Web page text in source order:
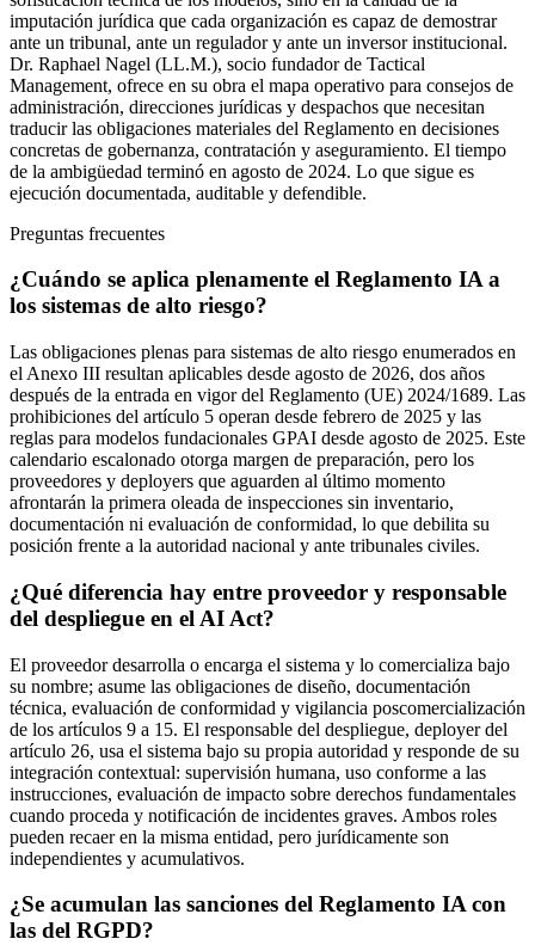
imputación jurídica que cada organización es capaz de demostrar
ante un tribunal, ante un regulador y ante un inversor institucional.
Dr. Raphael Nagel (LL.M.), socio fundador de Tactical
Management, ofrece en su obra el mapa operativo para consejos de
administración, direcciones jurídicas y despachos que necesitan
traducir las obligaciones materiales del Reglamento en decisiones
concretas de gobernanza, contratación y aseguramiento. El tiempo
de la ambigüedad terminó en agosto de 2024. Lo que sigue es
ejecución documentada, auditable y defendible.
Preguntas frecuentes
¿Cuándo se aplica plenamente el Reglamento IA a
los sistemas de alto riesgo?
Las obligaciones plenas para sistemas de alto riesgo enumerados en
el Anexo III resultan aplicables desde agosto de 2026, dos años
después de la entrada en vigor del Reglamento (UE) 2024/1689. Las
prohibiciones del artículo 5 operan desde febrero de 2025 y las
reglas para modelos fundacionales GPAI desde agosto de 2025. Este
calendario escalonado otorga margen de preparación, pero los
proveedores y deployers que aguarden al último momento
afrontarán la primera oleada de inspecciones sin inventario,
documentación ni evaluación de conformidad, lo que debilita su
posición frente a la autoridad nacional y ante tribunales civiles.
¿Qué diferencia hay entre proveedor y responsable
del despliegue en el AI Act?
El proveedor desarrolla o encarga el sistema y lo comercializa bajo
su nombre; asume las obligaciones de diseño, documentación
técnica, evaluación de conformidad y vigilancia poscomercialización
de los artículos 9 a 15. El responsable del despliegue, deployer del
artículo 26, usa el sistema bajo su propia autoridad y responde de su
integración contextual: supervisión humana, uso conforme a las
instrucciones, evaluación de impacto sobre derechos fundamentales
cuando proceda y notificación de incidentes graves. Ambos roles
pueden recaer en la misma entidad, pero jurídicamente son
independientes y acumulativos.
¿Se acumulan las sanciones del Reglamento IA con
las del RGPD?